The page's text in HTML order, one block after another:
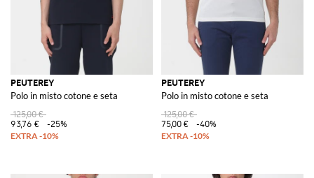
PEUTEREY
Polo in misto cotone e seta
125,00 €
93,76 €
-25%
PEUTEREY
Polo in misto cotone e seta
125,00 €
75,00 €
-40%